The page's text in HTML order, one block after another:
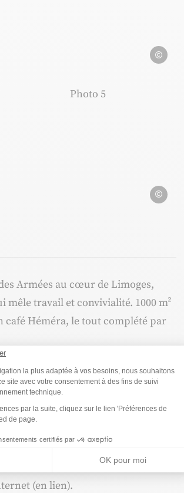
Gestion du
la plus adaptée à vos besoins, nous souhaitons
site avec votre consentement à des fins de suivi
technique.
par la suite, cliquez sur le lien 'Préférences de
de page.
certifiés par
OK pour moi
Axeptio consent
Photo 5, © JulienTuyeras
Armées au cœur de Limoges,
travail et convivialité. 1000 m²
café Héméra, le tout complété par
pour des start-up locales, des
C’est aussi un restaurant avec une
lundi au vendredi. Une cuisine
+ plat + dessert). Pour les petits
ou à emporter.
(en lien).